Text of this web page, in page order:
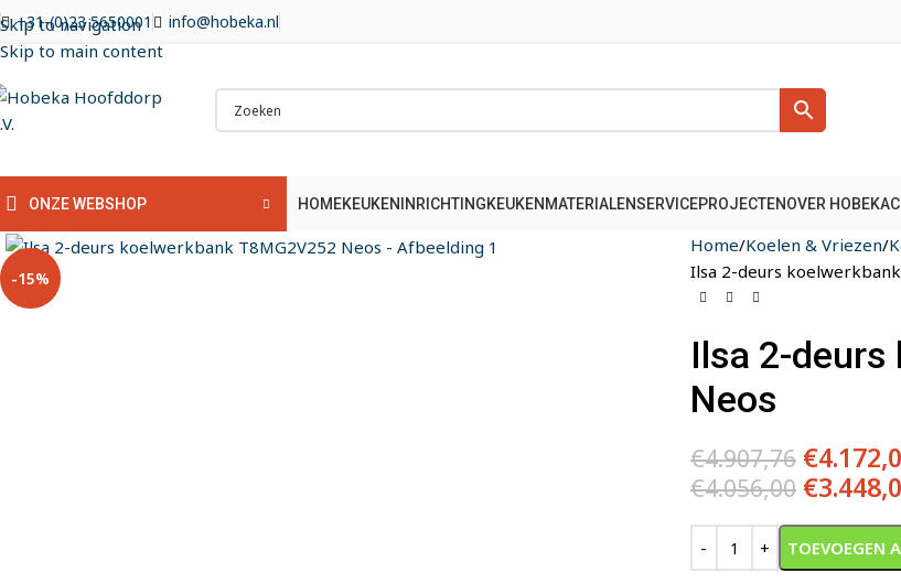
Skip to navigation
Skip to main content
+31-(0)23 5650001 info@hobeka.nl
ONZE WEBSHOP HOMEKEUKENINRICHTINGKEUKENMATERIALENSERVICEPROJECTENOVER HOBEKA
-15%
Klik om te vergroten
Home Koelen & Vriezen
Ilsa 2-deurs
Ilsa 2-deurs
Neos
€4.907,76 €
€4.056,00 €
TOEVOEGEN
Alternative: